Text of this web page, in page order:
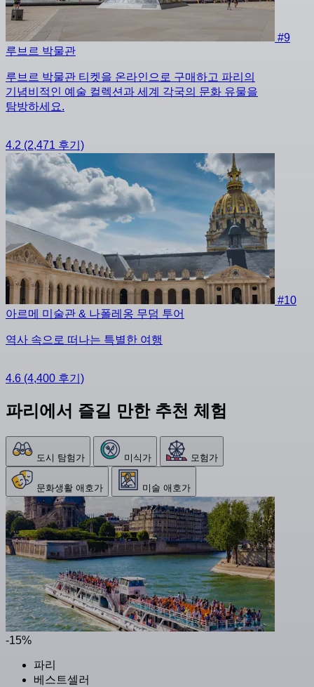
#9
루브르 박물관
루브르 박물관 티켓을 온라인으로 구매하고 파리의
기념비적인 예술 컬렉션과 세계 각국의 문화 유물을
탐방하세요.
4.2 (2,471 후기)
#10
아르메 미술관 & 나폴레옹 무덤 투어
역사 속으로 떠나는 특별한 여행
4.6 (4,400 후기)
파리에서 즐길 만한 추천 체험
도시 탐험가 미식가 모험가
문화생활 애호가 미술 애호가
-15%
파리
베스트셀러